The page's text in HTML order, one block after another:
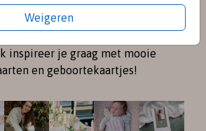
Weigeren
Instagramen
inspireer je graag met mooie
en geboortekaartjes!